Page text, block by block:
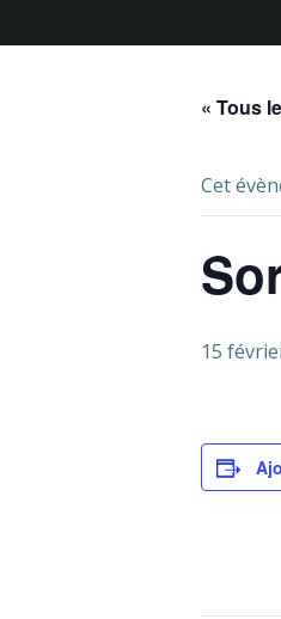
« Tous
Cet
15